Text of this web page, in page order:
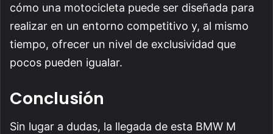
cómo una motocicleta puede ser diseñada para
realizar en un entorno competitivo y, al mismo
tiempo, ofrecer un nivel de exclusividad que
pocos pueden igualar.
Conclusión
Sin lugar a dudas, la llegada de esta BMW M